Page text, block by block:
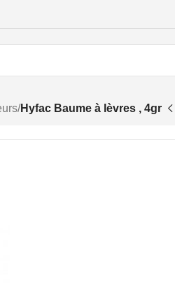
/Hyfac Baume à lèvres , 4gr